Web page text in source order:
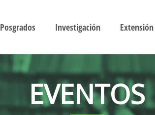
Posgrados Investigación Extensión
EVENTOS